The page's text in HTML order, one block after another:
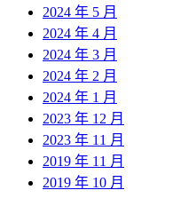
2024 年 5 月
2024 年 4 月
2024 年 3 月
2024 年 2 月
2024 年 1 月
2023 年 12 月
2023 年 11 月
2019 年 11 月
2019 年 10 月